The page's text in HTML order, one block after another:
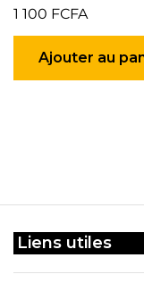
1 100 FCFA
Ajouter au
Liens utiles